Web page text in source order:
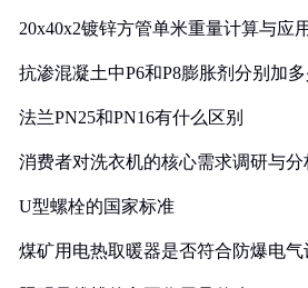
20x40x2镀锌方管单米重量计算与应
抗渗混凝土中P6和P8膨胀剂分别加
法兰PN25和PN16有什么区别
消费者对洗衣机的核心需求调研与分
U型螺栓的国家标准
煤矿用电热取暖器是否符合防爆电气